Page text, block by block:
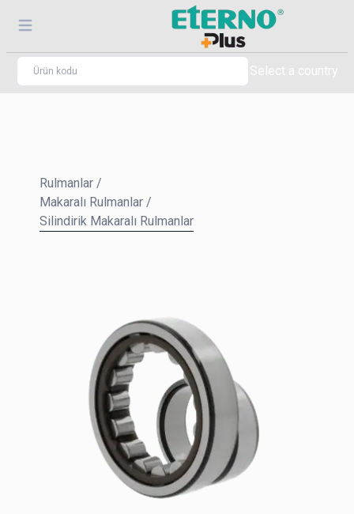
Select a country
Rulmanlar /
Makaralı Rulmanlar /
Silindirik Makaralı Rulmanlar